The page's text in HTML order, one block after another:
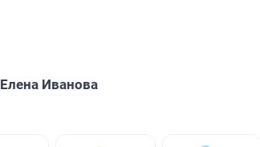
Елена Иванова